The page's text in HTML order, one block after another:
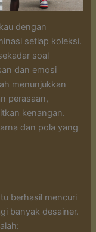
dengan
setiap koleksi.
soal
dan emosi
menunjukkan
perasaan,
kenangan.
dan pola yang
berhasil mencuri
banyak desainer.